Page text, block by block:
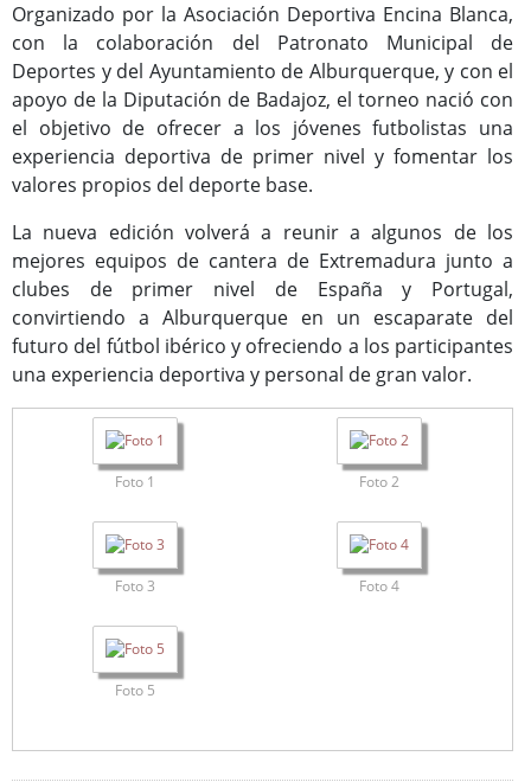
Organizado por la Asociación Deportiva Encina Blanca,
con la colaboración del Patronato Municipal de
Deportes y del Ayuntamiento de Alburquerque, y con el
apoyo de la Diputación de Badajoz, el torneo nació con
el objetivo de ofrecer a los jóvenes futbolistas una
experiencia deportiva de primer nivel y fomentar los
valores propios del deporte base.
La nueva edición volverá a reunir a algunos de los
mejores equipos de cantera de Extremadura junto a
clubes de primer nivel de España y Portugal,
convirtiendo a Alburquerque en un escaparate del
futuro del fútbol ibérico y ofreciendo a los participantes
una experiencia deportiva y personal de gran valor.
Foto 1 Foto 2
Foto 3 Foto 4
Foto 5